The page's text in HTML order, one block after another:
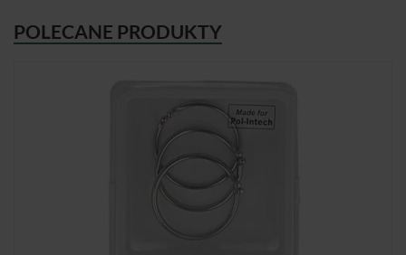
POLECANE PRODUKTY